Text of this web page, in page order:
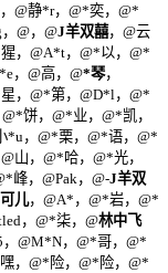
@静*r，@*奕，@*
@，@J羊双囍，@云
，@A*t，@*以，@*
，@高，@*琴，
，@*第，@D*l，@*
饼，@*业，@*凯，
*u，@*栗，@*语，@*
山，@*哈，@*光，
峰，@Pak，@-J羊双
儿，@A*，@*岩，@*
，@*柒，@林中飞
@M*N，@*哥，@*
，@*险，@*险，@*